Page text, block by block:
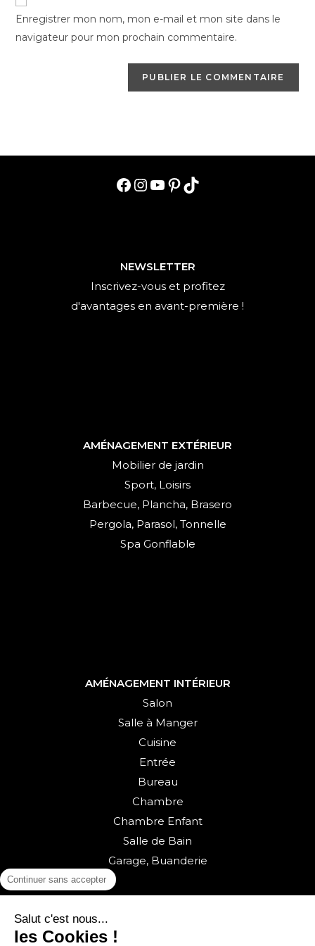
Continuer sans accepter
Salut c'est nous...
les Cookies !
comment
votre
Enregistrer mon nom, mon e-mail et mon site dans le
navigateur pour mon prochain commentaire.
Facebook
Instagram
YouTube
Pinterest
TikTok
NEWSLETTER
Inscrivez-vous et profitez
d'avantages en avant-première !
AMÉNAGEMENT EXTÉRIEUR
Mobilier de jardin
Sport, Loisirs
Barbecue, Plancha, Brasero
Pergola, Parasol, Tonnelle
Spa Gonflable
AMÉNAGEMENT INTÉRIEUR
Salon
Salle à Manger
Cuisine
Entrée
Bureau
Chambre
Chambre Enfant
Salle de Bain
Garage, Buanderie